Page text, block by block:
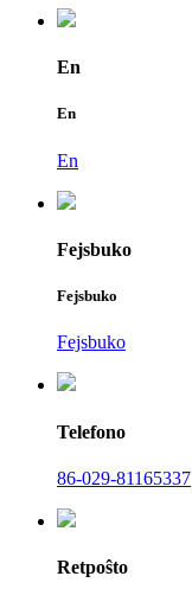
En
En
En
Fejsbuko
Fejsbuko
Fejsbuko
Telefono
86-029-81165337
Retpoŝto